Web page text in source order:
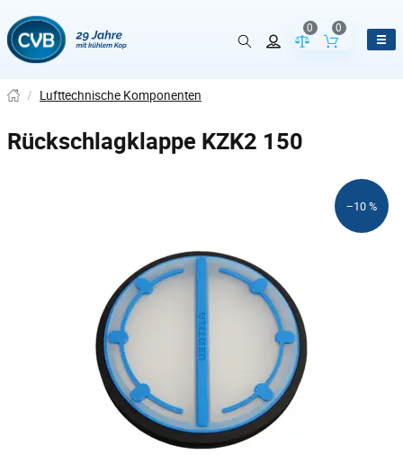
Vergleich der
0
Inhalt des
0
/ Lufttechnische Komponenten
Rückschlagklappe KZK2 150
−10 %